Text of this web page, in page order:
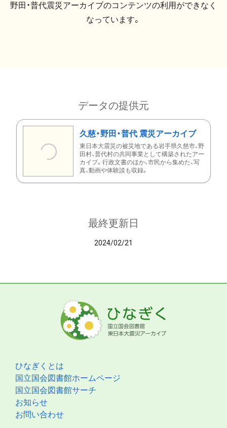
野田・普代震災アーカイブのコンテンツの利用ができなく
なっています。
データの提供元
久慈・野田・普代 震災アーカイブ
東日本大震災の被災地である岩手県久慈市、野
田村、普代村の共同事業として構築されたアー
カイブ。行政文書のほか、市民から集めた、写
真、動画や体験談も収録。
最終更新日
2024/02/21
ひなぎくとは
国立国会図書館ホームページ
国立国会図書館サーチ
お知らせ
お問い合わせ